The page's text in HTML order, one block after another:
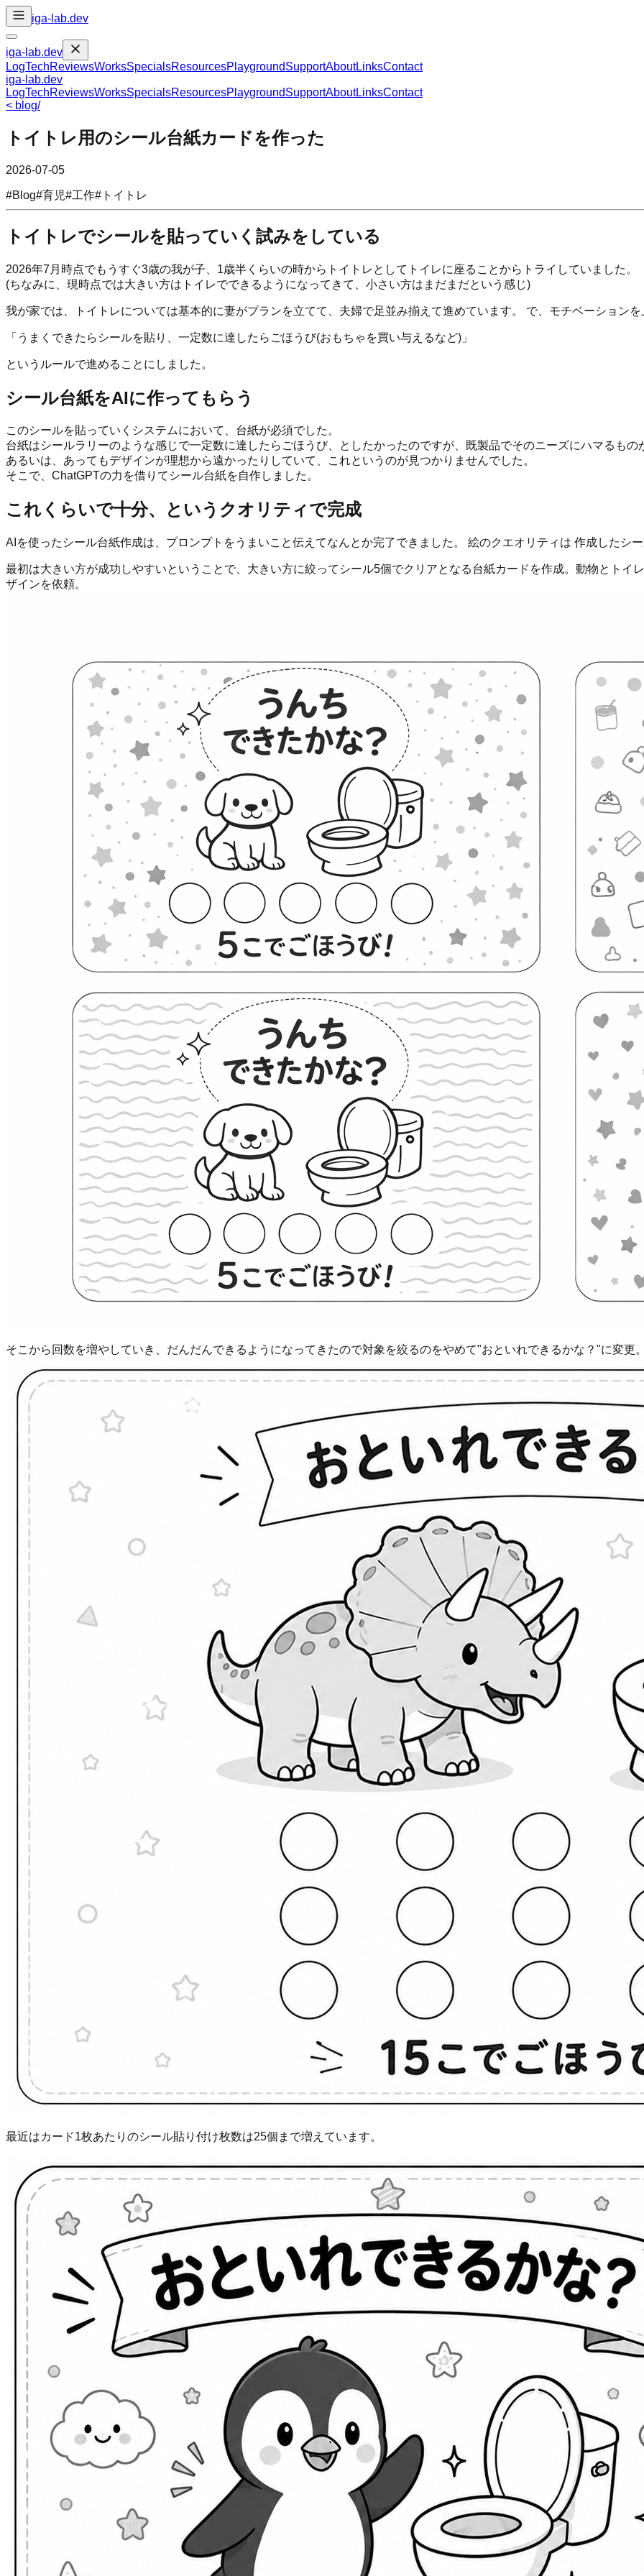
iga-lab.dev
iga-lab.dev
LogTechReviewsWorksSpecialsResourcesPlaygroundSupportAboutLinksContact
iga-lab.dev
LogTechReviewsWorksSpecialsResourcesPlaygroundSupportAboutLinksContact
< blog/
トイトレ用のシール台紙カードを作った
2026-07-05
#Blog#育児#工作# トイトレ
トイトレでシールを貼っていく試みをしている
2026年7月時点でもうすぐ3歳の我が子、1歳半くらいの時からトイトレとしてトイレに座ることからトライしていました。
(ちなみに、現時点では大きい方はトイレでできるようになってきて、小さい方はまだまだという感じ)
我が家では、トイトレについては基本的に妻がプランを立てて、夫婦で足並み揃えて進めています。 で、モチベーション
「うまくできたらシールを貼り、一定数に達したらごほうび(おもちゃを買い与えるなど)」
というルールで進めることにしました。
シール台紙をAIに作ってもらう
このシールを貼っていくシステムにおいて、台紙が必須でした。
台紙はシールラリーのような感じで一定数に達したらごほうび、としたかったのですが、既製品でそのニーズにハマるもの
あるいは、あってもデザインが理想から遠かったりしていて、これというのが見つかりませんでした。
そこで、ChatGPTの力を借りてシール台紙を自作しました。
これくらいで十分、というクオリティで完成
AIを使ったシール台紙作成は、プロンプトをうまいこと伝えてなんとか完了できました。 絵のクエオリティは 作成したシ
最初は大きい方が成功しやすいということで、大きい方に絞ってシール5個でクリアとなる台紙カードを作成。動物とトイ
ザインを依頼。
そこから回数を増やしていき、だんだんできるようになってきたので対象を絞るのをやめて"おといれできるかな？"に変更
最近はカード1枚あたりのシール貼り付け枚数は25個まで増えています。